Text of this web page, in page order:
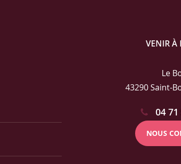
VENIR À
Le
43290 Saint-
04 71
NOUS